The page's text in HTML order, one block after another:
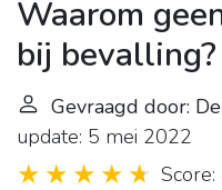
Waarom
bij bevalling?
Gevraagd door:
update: 5 mei 2022